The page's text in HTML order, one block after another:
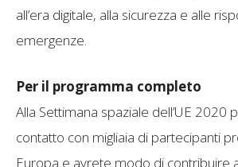
all’era digitale, alla sicurezza e alle
emergenze.
Per il programma completo
Alla Settimana spaziale dell’UE 2020
contatto con migliaia di partecipanti
Europa e avrete modo di contribuire